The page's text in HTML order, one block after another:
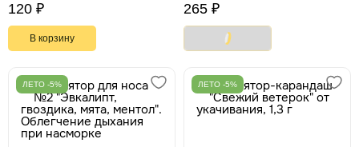
120 ₽
В корзину
265 ₽
ЛЕТО -5% ЛЕТО -5%